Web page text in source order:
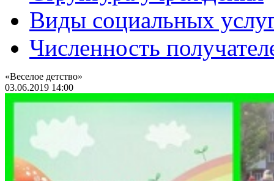
Виды социальных
Численность
«Веселое детство»
03.06.2019 14:00